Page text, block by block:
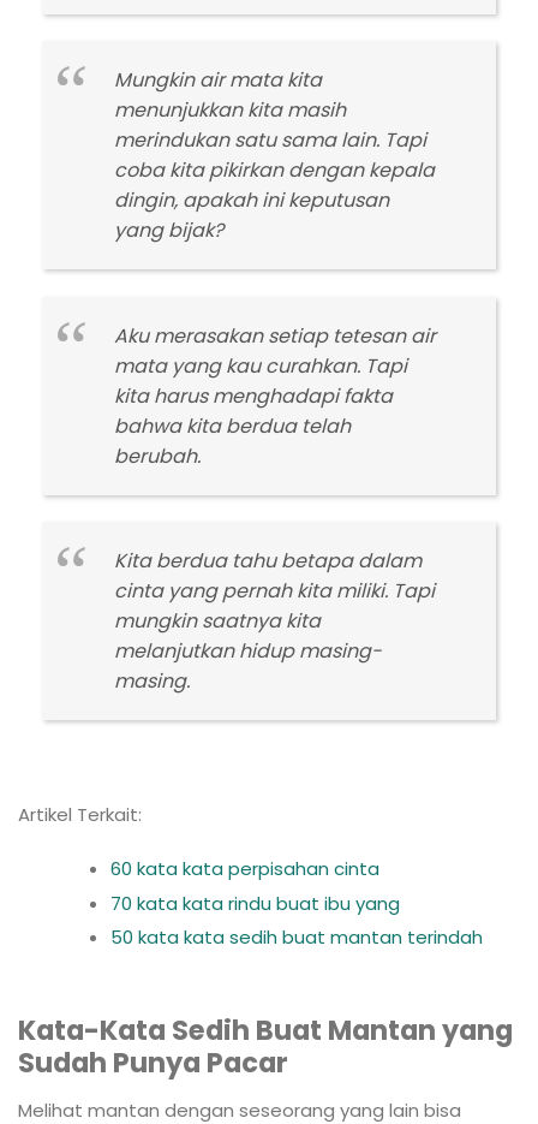
Mungkin air mata kita
menunjukkan kita masih
merindukan satu sama lain. Tapi
coba kita pikirkan dengan kepala
dingin, apakah ini keputusan
yang bijak?
Aku merasakan setiap tetesan air
mata yang kau curahkan. Tapi
kita harus menghadapi fakta
bahwa kita berdua telah
berubah.
Kita berdua tahu betapa dalam
cinta yang pernah kita miliki. Tapi
mungkin saatnya kita
melanjutkan hidup masing-
masing.
Artikel Terkait:
60 kata kata perpisahan cinta
70 kata kata rindu buat ibu yang
50 kata kata sedih buat mantan terindah
Kata-Kata Sedih Buat Mantan yang
Sudah Punya Pacar
Melihat mantan dengan seseorang yang lain bisa